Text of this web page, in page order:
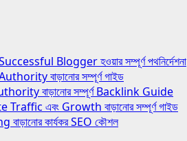
Blogger হওয়ার সম্পূর্ণ পথনির্দেশনা
বাড়ানোর সম্পূর্ণ গাইড
বাড়ানোর সম্পূর্ণ Backlink Guide
এবং Growth বাড়ানোর সম্পূর্ণ গাইড
কার্যকর SEO কৌশল